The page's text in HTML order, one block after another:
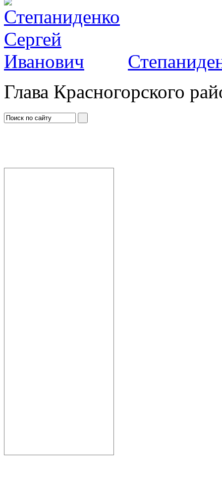
Глава Красногорского